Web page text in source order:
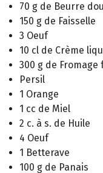
70 g de Beurre
150 g de Faisselle
3 Oeuf
10 cl de Crème
300 g de Fromage
Persil
1 Orange
1 cc de Miel
2 c. à s. de Huile
4 Oeuf
1 Betterave
100 g de Panais